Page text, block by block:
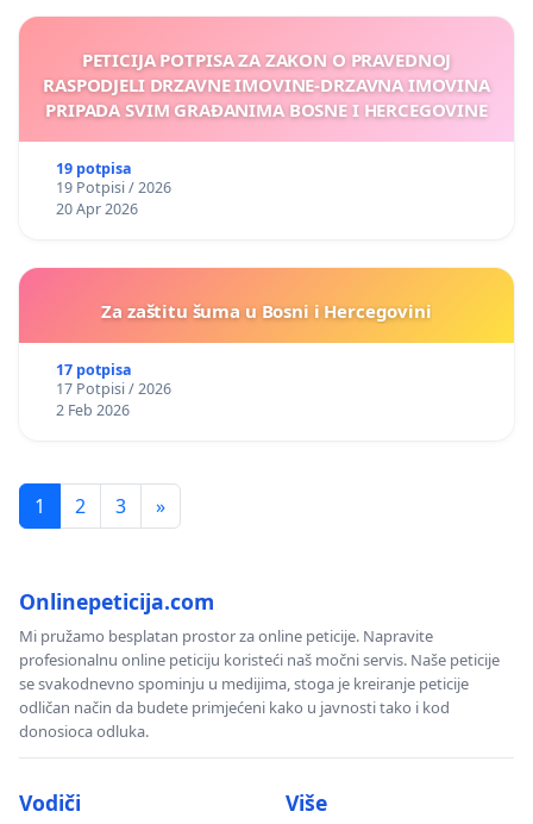
PETICIJA POTPISA ZA ZAKON O PRAVEDNOJ
RASPODJELI DRZAVNE IMOVINE-DRZAVNA IMOVINA
PRIPADA SVIM GRAĐANIMA BOSNE I HERCEGOVINE
19 potpisa
19 Potpisi / 2026
20 Apr 2026
Za zaštitu šuma u Bosni i Hercegovini
17 potpisa
17 Potpisi / 2026
2 Feb 2026
1 2 3 »
Onlinepeticija.com
Mi pružamo besplatan prostor za online peticije. Napravite
profesionalnu online peticiju koristeći naš močni servis. Naše peticije
se svakodnevno spominju u medijima, stoga je kreiranje peticije
odličan način da budete primjećeni kako u javnosti tako i kod
donosioca odluka.
Vodiči Više